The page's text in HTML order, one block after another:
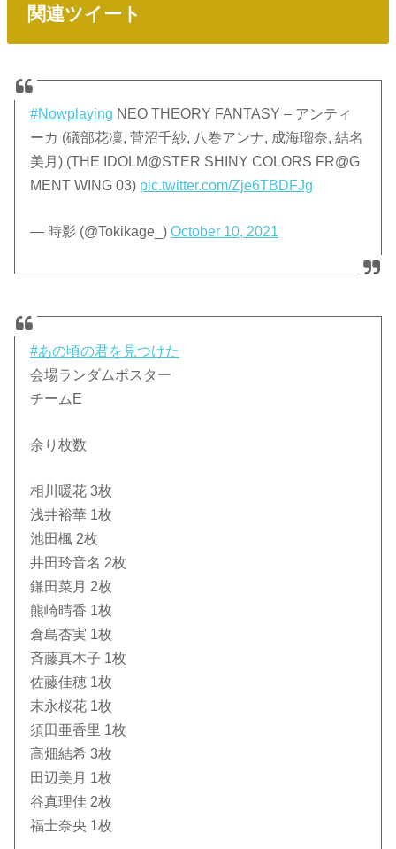
関連ツイート
#Nowplaying NEO THEORY FANTASY – アンティ
ーカ (礒部花凜, 菅沼千紗, 八巻アンナ, 成海瑠奈, 結名
美月) (THE IDOLM@STER SHINY COLORS FR@G
MENT WING 03) pic.twitter.com/Zje6TBDFJg
— 時影 (@Tokikage_)October 10, 2021
#あの頃の君を見つけた
会場ランダムポスター
チームE
余り枚数
相川暖花 3枚
浅井裕華 1枚
池田楓 2枚
井田玲音名 2枚
鎌田菜月 2枚
熊崎晴香 1枚
倉島杏実 1枚
斉藤真木子 1枚
佐藤佳穂 1枚
末永桜花 1枚
須田亜香里 1枚
高畑結希 3枚
田辺美月 1枚
谷真理佳 2枚
福士奈央 1枚